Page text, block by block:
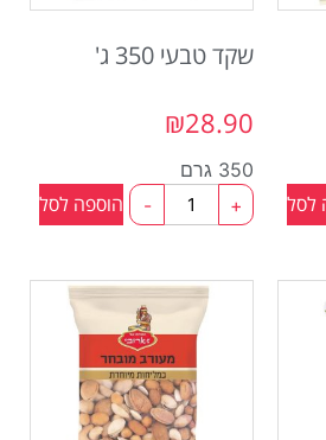
לסל
שקד טבעי 350 ג'
₪28.90
350 גרם
-
+ הוספה לסל